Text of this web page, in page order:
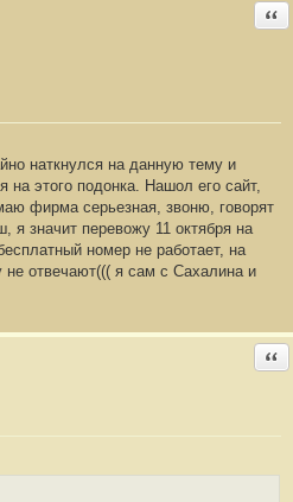
наткнулся на данную тему и
на этого подонка. Нашол его сайт,
фирма серьезная, звоню, говорят
я значит перевожу 11 октября на
номер не работает, на
не отвечают((( я сам с Сахалина и